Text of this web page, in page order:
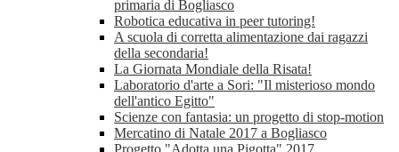
primaria di Bogliasco
Robotica educativa in peer tutoring!
A scuola di corretta alimentazione dai ragazzi
della secondaria!
La Giornata Mondiale della Risata!
Laboratorio d'arte a Sori: "Il misterioso mondo
dell'antico Egitto"
Scienze con fantasia: un progetto di stop-motion
Mercatino di Natale 2017 a Bogliasco